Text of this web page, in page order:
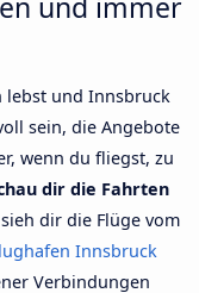
lebst und Innsbruck
sein, die Angebote
wenn du fliegst, zu
dir die Fahrten
dir die Flüge vom
Innsbruck
Verbindungen